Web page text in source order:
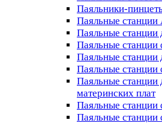
Паяльники-
Паяльные станции
Паяльные станции
Паяльные
Паяльные станции
Паяльные станции
Паяльные станции
материнских плат
Паяльные станции
Паяльные станции